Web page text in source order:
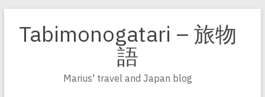
Inhalt
springen
Tabimonogatari – 旅物
語
Marius' travel and Japan blog